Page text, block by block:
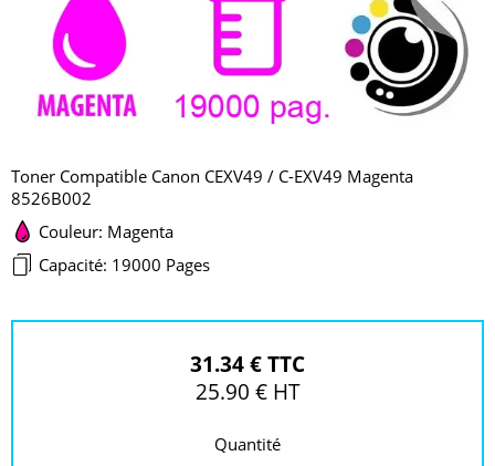
Toner Compatible Canon CEXV49 / C-EXV49 Magenta
8526B002
Couleur: Magenta
Capacité: 19000 Pages
31.34 € TTC
25.90 € HT
Quantité